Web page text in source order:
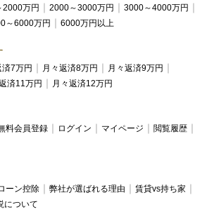
2000万円 2000～3000万円
3000～4000万円
～6000万円 6000万円以上
済7万円 月々返済8万円
月々返済9万円
済11万円 月々返済12万円
料会員登録 ログイン マイページ
閲覧履歴
ーン控除 弊社が選ばれる理由
賃貸vs持ち家
について